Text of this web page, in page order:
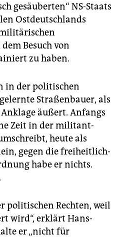
gesäuberten“ NS-Staats
Ostdeutschlands
Besuch von
zu haben.
in der politischen
Straßenbauer, als
äußert. Anfangs
Zeit in der militant-
heute als
gegen die freiheitlich-
habe er nichts.
politischen Rechten, weil
wird“, erklärt Hans-
er „nicht für